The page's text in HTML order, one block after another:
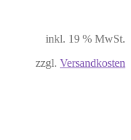
inkl. 19 % MwSt.
zzgl. Versandkosten